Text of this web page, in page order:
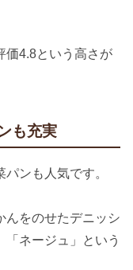
価4.8という高さが
も充実
ンも人気です。
んをのせたデニッシ
「ネージュ」という